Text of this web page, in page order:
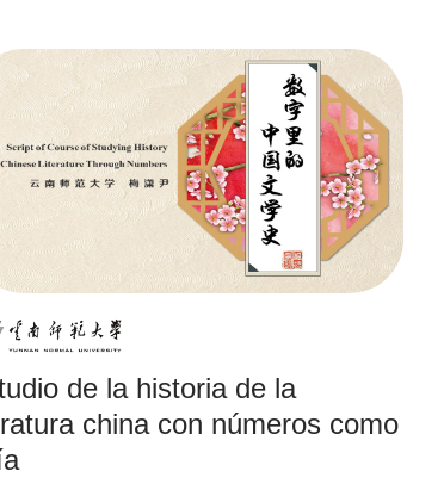
de la historia de la
china con números como